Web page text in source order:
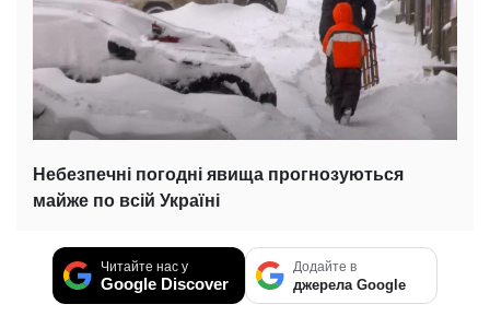
Небезпечні погодні явища прогнозуються
майже по всій Україні
Читайте нас у
Google Discover
Додайте в
джерела Google